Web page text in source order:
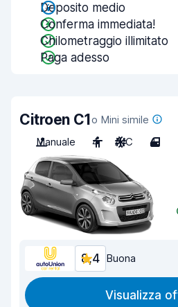
Deposito medio
Conferma immediata!
Chilometraggio illimitato
Paga adesso
Citroen C1o Mini simile
Manuale
4 A/C 4
8,4 Buona
Visualizza